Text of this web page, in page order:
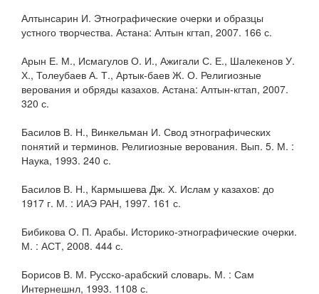
Алтынсарин И. Этнографические очерки и образцы
устного творчества. Астана: Алтын кгтап, 2007. 166 с.
Арын Е. М., Исмагулов О. И., Ажигали С. Е., Шалекенов У.
Х., Толеубаев А. Т., Артык-баев Ж. О. Религиозные
верования и обряды казахов. Астана: Алтын-кгтап, 2007.
320 с.
Басилов В. Н., Винкельман И. Свод этнографических
понятий и терминов. Религиозные верования. Вып. 5. М. :
Наука, 1993. 240 с.
Басилов В. Н., Кармышева Дж. Х. Ислам у казахов: до
1917 г. М. : ИАЭ РАН, 1997. 161 с.
Бибикова О. П. Арабы. Историко-этнографические очерки.
М. : АСТ, 2008. 444 с.
Борисов В. М. Русско-арабский словарь. М. : Сам
Интернешнл, 1993. 1108 с.